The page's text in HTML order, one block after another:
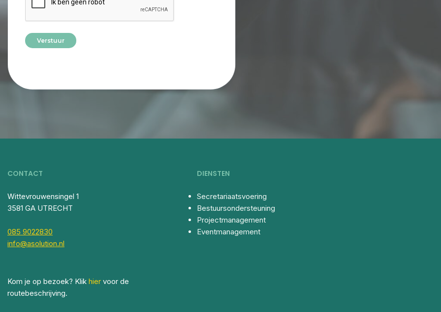
*
C
H
CONTACT
Wittevrouwensingel 1
3581 GA UTRECHT
085 9022830
info@asolution.nl
Kom je op bezoek? Klik hier voor de
routebeschrijving.
DIENSTEN
Secretariaatsvoering
Bestuursondersteuning
Projectmanagement
Eventmanagement